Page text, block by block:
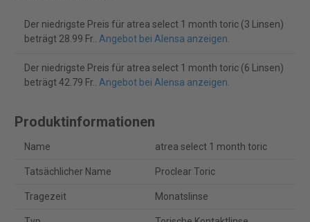
Der niedrigste Preis für atrea select 1 month toric (3 Linsen)
beträgt 28.99 Fr.. Angebot bei Alensa anzeigen.
Der niedrigste Preis für atrea select 1 month toric (6 Linsen)
beträgt 42.79 Fr.. Angebot bei Alensa anzeigen.
Produktinformationen
Name atrea select 1 month toric
Tatsächlicher Name Proclear Toric
Tragezeit Monatslinse